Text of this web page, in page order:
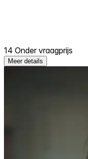
14 Onder vraagprijs
Meer details